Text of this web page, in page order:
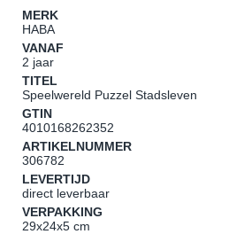
MERK
HABA
VANAF
2 jaar
TITEL
Speelwereld Puzzel Stadsleven
GTIN
4010168262352
ARTIKELNUMMER
306782
LEVERTIJD
direct leverbaar
VERPAKKING
29x24x5 cm